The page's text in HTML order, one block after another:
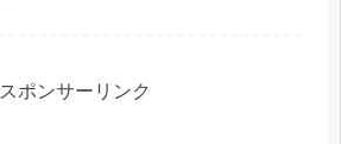
スポンサーリンク